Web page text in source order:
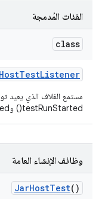
الفئات المُدمجة
class
HostTestListener
مستمع الغلاف الذي يعيد
testRunStarted() وtestRunEnded() إلى المستمع المضمّن
وظائف الإنشاء العامة
JarHostTest()